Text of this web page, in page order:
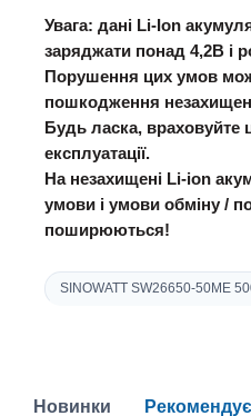
Увага: дані Li-Ion
заряджати понад 4,2В і
Порушення цих умов
пошкодження
Будь ласка, враховуйте
експлуатації.
На незахищені Li-ion
умови і умови обміну /
поширюються!
SINOWATT SW26650-50ME
Новинки